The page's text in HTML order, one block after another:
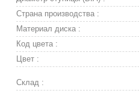
Страна производства :
Материал диска :
Код цвета :
Цвет :
Склад :